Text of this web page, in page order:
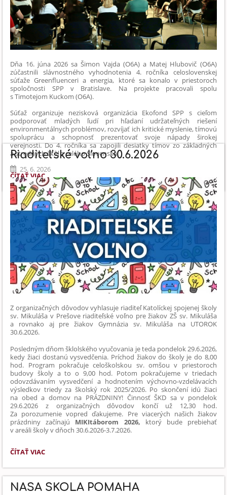
Dňa 16. júna 2026 sa Šimon Vajda (O6A) a Matej Hlubovič (O6A)
zúčastnili slávnostného vyhodnotenia 4. ročníka celoslovenskej
súťaže Greenfluenceri a energia, ktoré sa konalo v priestoroch
spoločnosti SPP v Bratislave. Na projekte pracovali spolu
s Timotejom Kuckom (O6A).
Súťaž organizuje nezisková organizácia Ekofond SPP s cieľom
podporovať mladých ľudí pri hľadaní udržateľných riešení
environmentálnych problémov, rozvíjať ich kritické myslenie, tímovú
spoluprácu a schopnosť prezentovať svoje nápady širokej
verejnosti. Do 4. ročníka sa zapojili desiatky tímov zo základných
a stredných škôl z celého Slovenska.
GREENFLUENCERI
A
ENERGIA
-
NAŠI
ŠTUDENTI
PREDSTAVILI
EKOLOGICKÉ
RIEŠENIE
BUDÚCNOSTI:
ČÍTAŤ VIAC
Riaditeľské voľno 30.6.2026
25. 6. 2026
Z organizačných dôvodov vyhlasuje riaditeľ Katolíckej spojenej školy
sv. Mikuláša v Prešove riaditeľské voľno pre žiakov ZŠ sv. Mikuláša
a rovnako aj pre žiakov Gymnázia sv. Mikuláša na UTOROK
30.6.2026.
Posledným dňom šklolského vyučovania je teda pondelok 29.6.2026,
kedy žiaci dostanú vysvedčenia. Príchod žiakov do školy je do 8,00
hod. Program pokračuje celoškolskou sv. omšou v priestoroch
budovy školy a to o 9,00 hod. Potom pokračujeme v triedach
odovzdávaním vysvedčení a hodnotením výchovno-vzdelávacích
výsledkov triedy za školský rok 2025/2026. Po skončení idú žiaci
na obed a domov na PRÁZDNINY! Činnosť ŠKD sa v pondelok
29.6.2026 z organizačných dôvodov končí už 12,30 hod.
Za porozumenie vopred ďakujeme. Pre viacerých našich žiakov
prázdniny začínajú MIKItáborom 2026, ktorý bude prebiehať
v areáli školy v dňoch 30.6.2026-3.7.2026.
RIADITEĽSKÉ
30.6.2026:
ČÍTAŤ VIAC
NAŠA ŠKOLA POMÁHA